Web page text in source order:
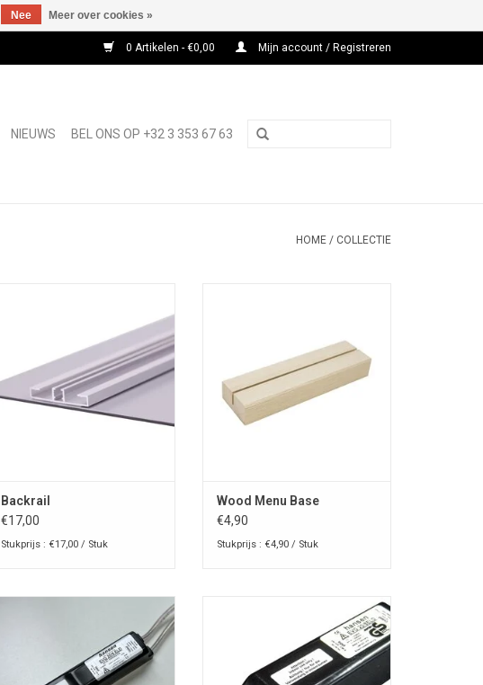
0 Artikelen - €0,00 Mijn account / Registreren
NIEUWS BEL ONS OP +32 3 353 67 63
HOME / COLLECTIE
TOEVOEGEN AAN WINKELWAGEN
Backrail
€17,00
Stukprijs : €17,00 / Stuk
Wood Menu Base
€4,90
Stukprijs : €4,90 / Stuk
architecturale verlichting,
neonreclame en koud kathode
fluorescentielampen.
ballast voor neonkunst,
architecturale verlichting,
neonreclame en koud kathode
fluorescentielampen.
Nee Meer over cookies »